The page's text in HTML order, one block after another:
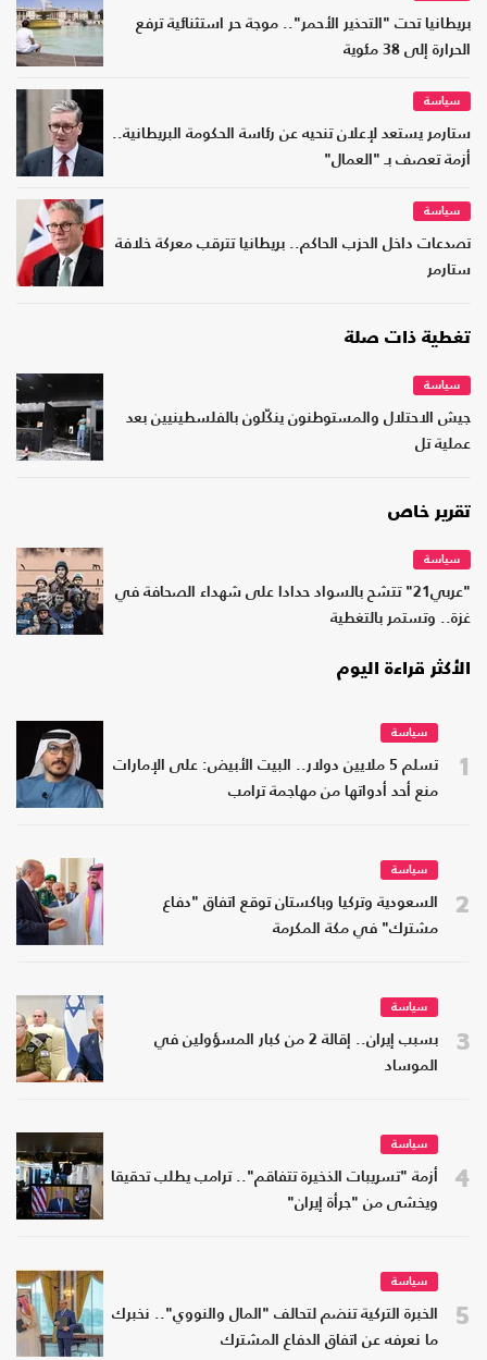
بريطانيا تحت "التحذير الأحمر".. موجة حر استثنائية ترفع
الحرارة إلى 38 مئوية
سياسة
ستارمر يستعد لإعلان تنحيه عن رئاسة الحكومة البريطانية..
أزمة تعصف بـ "العمال"
سياسة
تصدعات داخل الحزب الحاكم.. بريطانيا تترقب معركة خلافة
ستارمر
تغطية ذات صلة
سياسة
جيش الاحتلال والمستوطنون ينكّلون بالفلسطينيين بعد
عملية تل
تقرير خاص
سياسة
"عربي21" تتشح بالسواد حدادا على شهداء الصحافة في
غزة.. وتستمر بالتغطية
الأكثر قراءة اليوم
1
سياسة
تسلم 5 ملايين دولار.. البيت الأبيض: على الإمارات
منع أحد أدواتها من مهاجمة ترامب
2
سياسة
السعودية وتركيا وباكستان توقع اتفاق "دفاع
مشترك" في مكة المكرمة
3
سياسة
بسبب إيران.. إقالة 2 من كبار المسؤولين في
الموساد
4
سياسة
أزمة "تسريبات الذخيرة تتفاقم".. ترامب يطلب تحقيقا
ويخشى من "جرأة إيران"
5
سياسة
الخبرة التركية تنضم لتحالف "المال والنووي".. نخبرك
ما نعرفه عن اتفاق الدفاع المشترك